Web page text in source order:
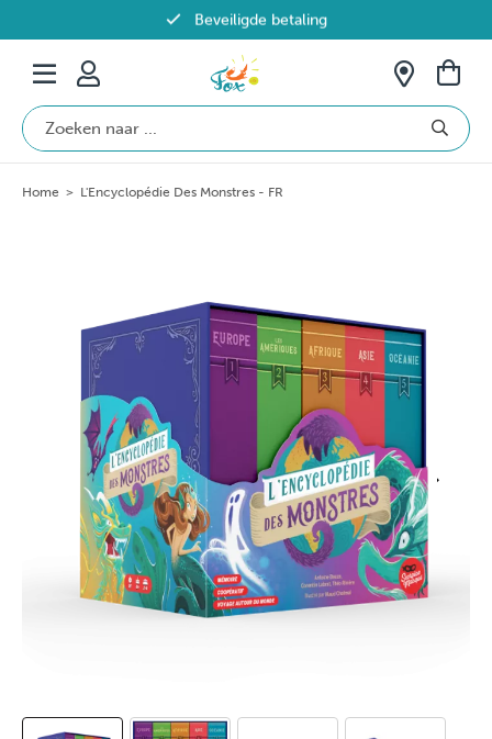
Beveiligde betaling
Gratis verzending vanaf €69 in België
Home > L'Encyclopédie Des Monstres - FR